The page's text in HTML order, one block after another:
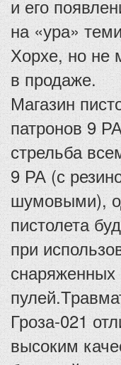
и его
на «ура»
Хорхе, но не
в продаже.
Магазин
патронов 9
стрельба
9 РА (с
шумовыми),
пистолета
при
снаряженных
Гроза-021
высоким